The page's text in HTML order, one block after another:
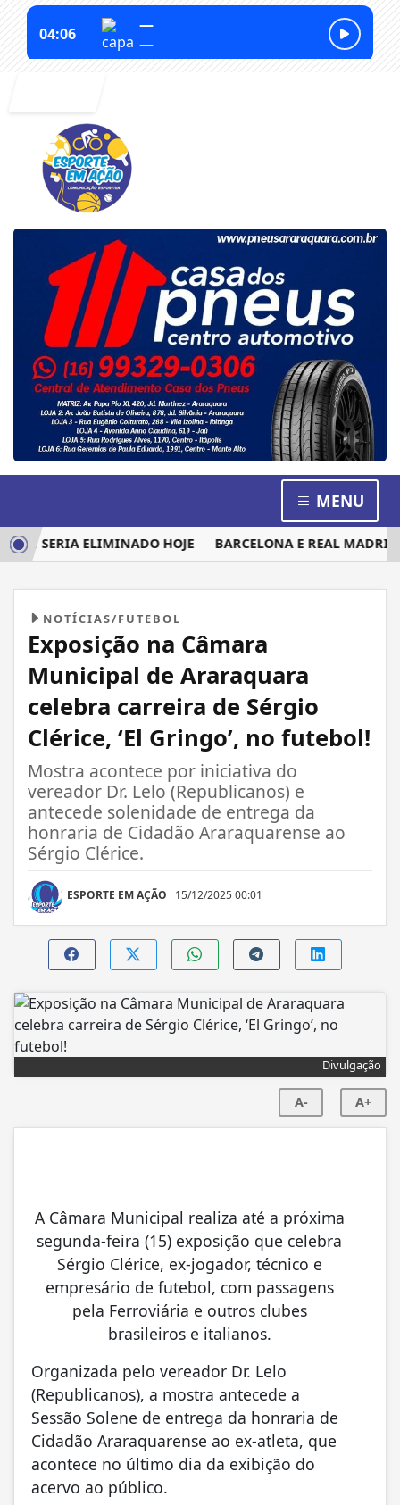
MENU
SERIA ELIMINADO HOJE BARCELONA E REAL MADRID
NOTÍCIAS/FUTEBOL
Exposição na Câmara
Municipal de Araraquara
celebra carreira de Sérgio
Clérice, ‘El Gringo’, no futebol!
Mostra acontece por iniciativa do
vereador Dr. Lelo (Republicanos) e
antecede solenidade de entrega da
honraria de Cidadão Araraquarense ao
Sérgio Clérice.
ESPORTE EM AÇÃO 15/12/2025 00:01
Divulgação
A- A+
A Câmara Municipal realiza até a próxima
segunda-feira (15) exposição que celebra
Sérgio Clérice, ex-jogador, técnico e
empresário de futebol, com passagens
pela Ferroviária e outros clubes
brasileiros e italianos.
Organizada pelo vereador Dr. Lelo
(Republicanos), a mostra antecede a
Sessão Solene de entrega da honraria de
Cidadão Araraquarense ao ex-atleta, que
acontece no último dia da exibição do
acervo ao público.